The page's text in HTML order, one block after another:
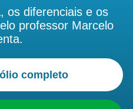
os diferenciais e os
professor Marcelo
completo